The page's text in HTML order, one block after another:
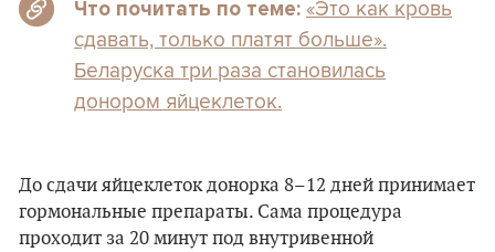
Что почитать по теме: «Это как кровь
сдавать, только платят больше».
Беларуска три раза становилась
донором яйцеклеток.
До сдачи яйцеклеток донорка 8–12 дней принимает
гормональные препараты. Сама процедура
проходит за 20 минут под внутривенной